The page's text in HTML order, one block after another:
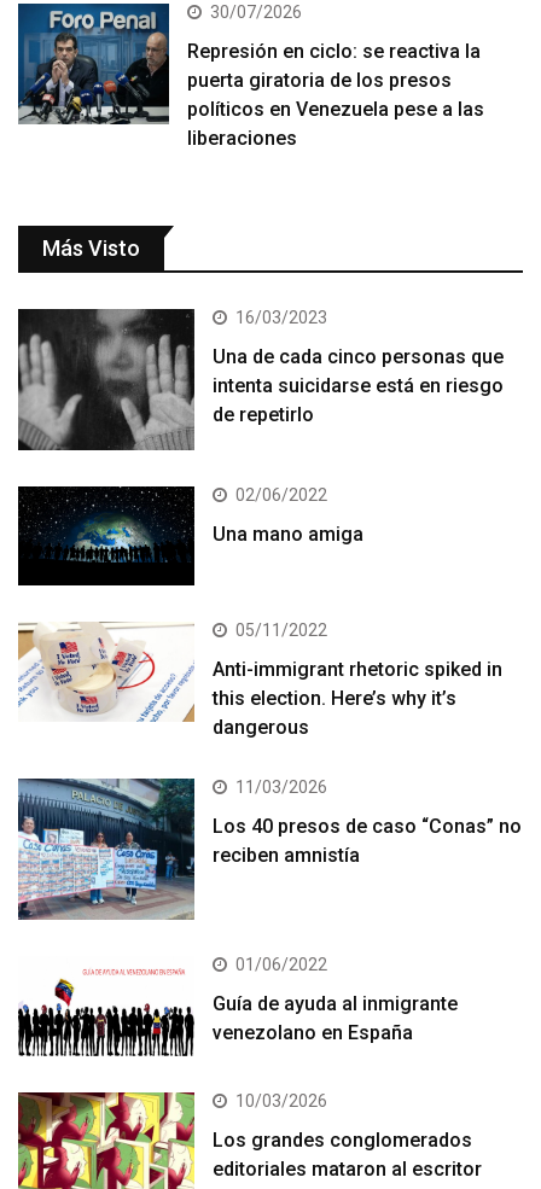
30/07/2026
Represión en ciclo: se reactiva la
puerta giratoria de los presos
políticos en Venezuela pese a las
liberaciones
Más Visto
16/03/2023
Una de cada cinco personas que
intenta suicidarse está en riesgo
de repetirlo
02/06/2022
Una mano amiga
05/11/2022
Anti-immigrant rhetoric spiked in
this election. Here’s why it’s
dangerous
11/03/2026
Los 40 presos de caso “Conas” no
reciben amnistía
01/06/2022
Guía de ayuda al inmigrante
venezolano en España
10/03/2026
Los grandes conglomerados
editoriales mataron al escritor